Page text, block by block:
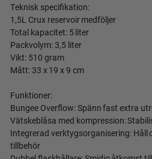
Teknisk specifikation:
1,5L Crux reservoir medföljer
Total kapacitet: 5 liter
Packvolym: 3,5 liter
Vikt: 510 gram
Mått: 33 x 19 x 9 cm
Funktioner:
Bungee Overflow: Spänn fast extra
Vätskeblåsa med kompression:
Integrerad verktygsorganisering: Håll
tillbehör